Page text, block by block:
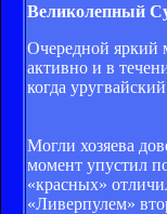
Великолепный
Очередной яркий
активно и в
когда
Могли хозяева
момент упустил
«красных»
«Ливерпулем»